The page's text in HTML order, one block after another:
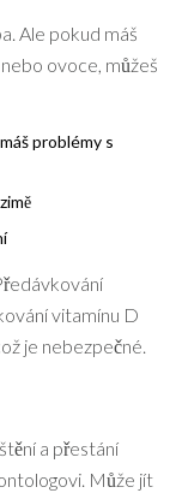
Ale pokud máš
ovoce, můžeš
problémy s
vitamínu D
je nebezpečné.
a přestání
Může jít